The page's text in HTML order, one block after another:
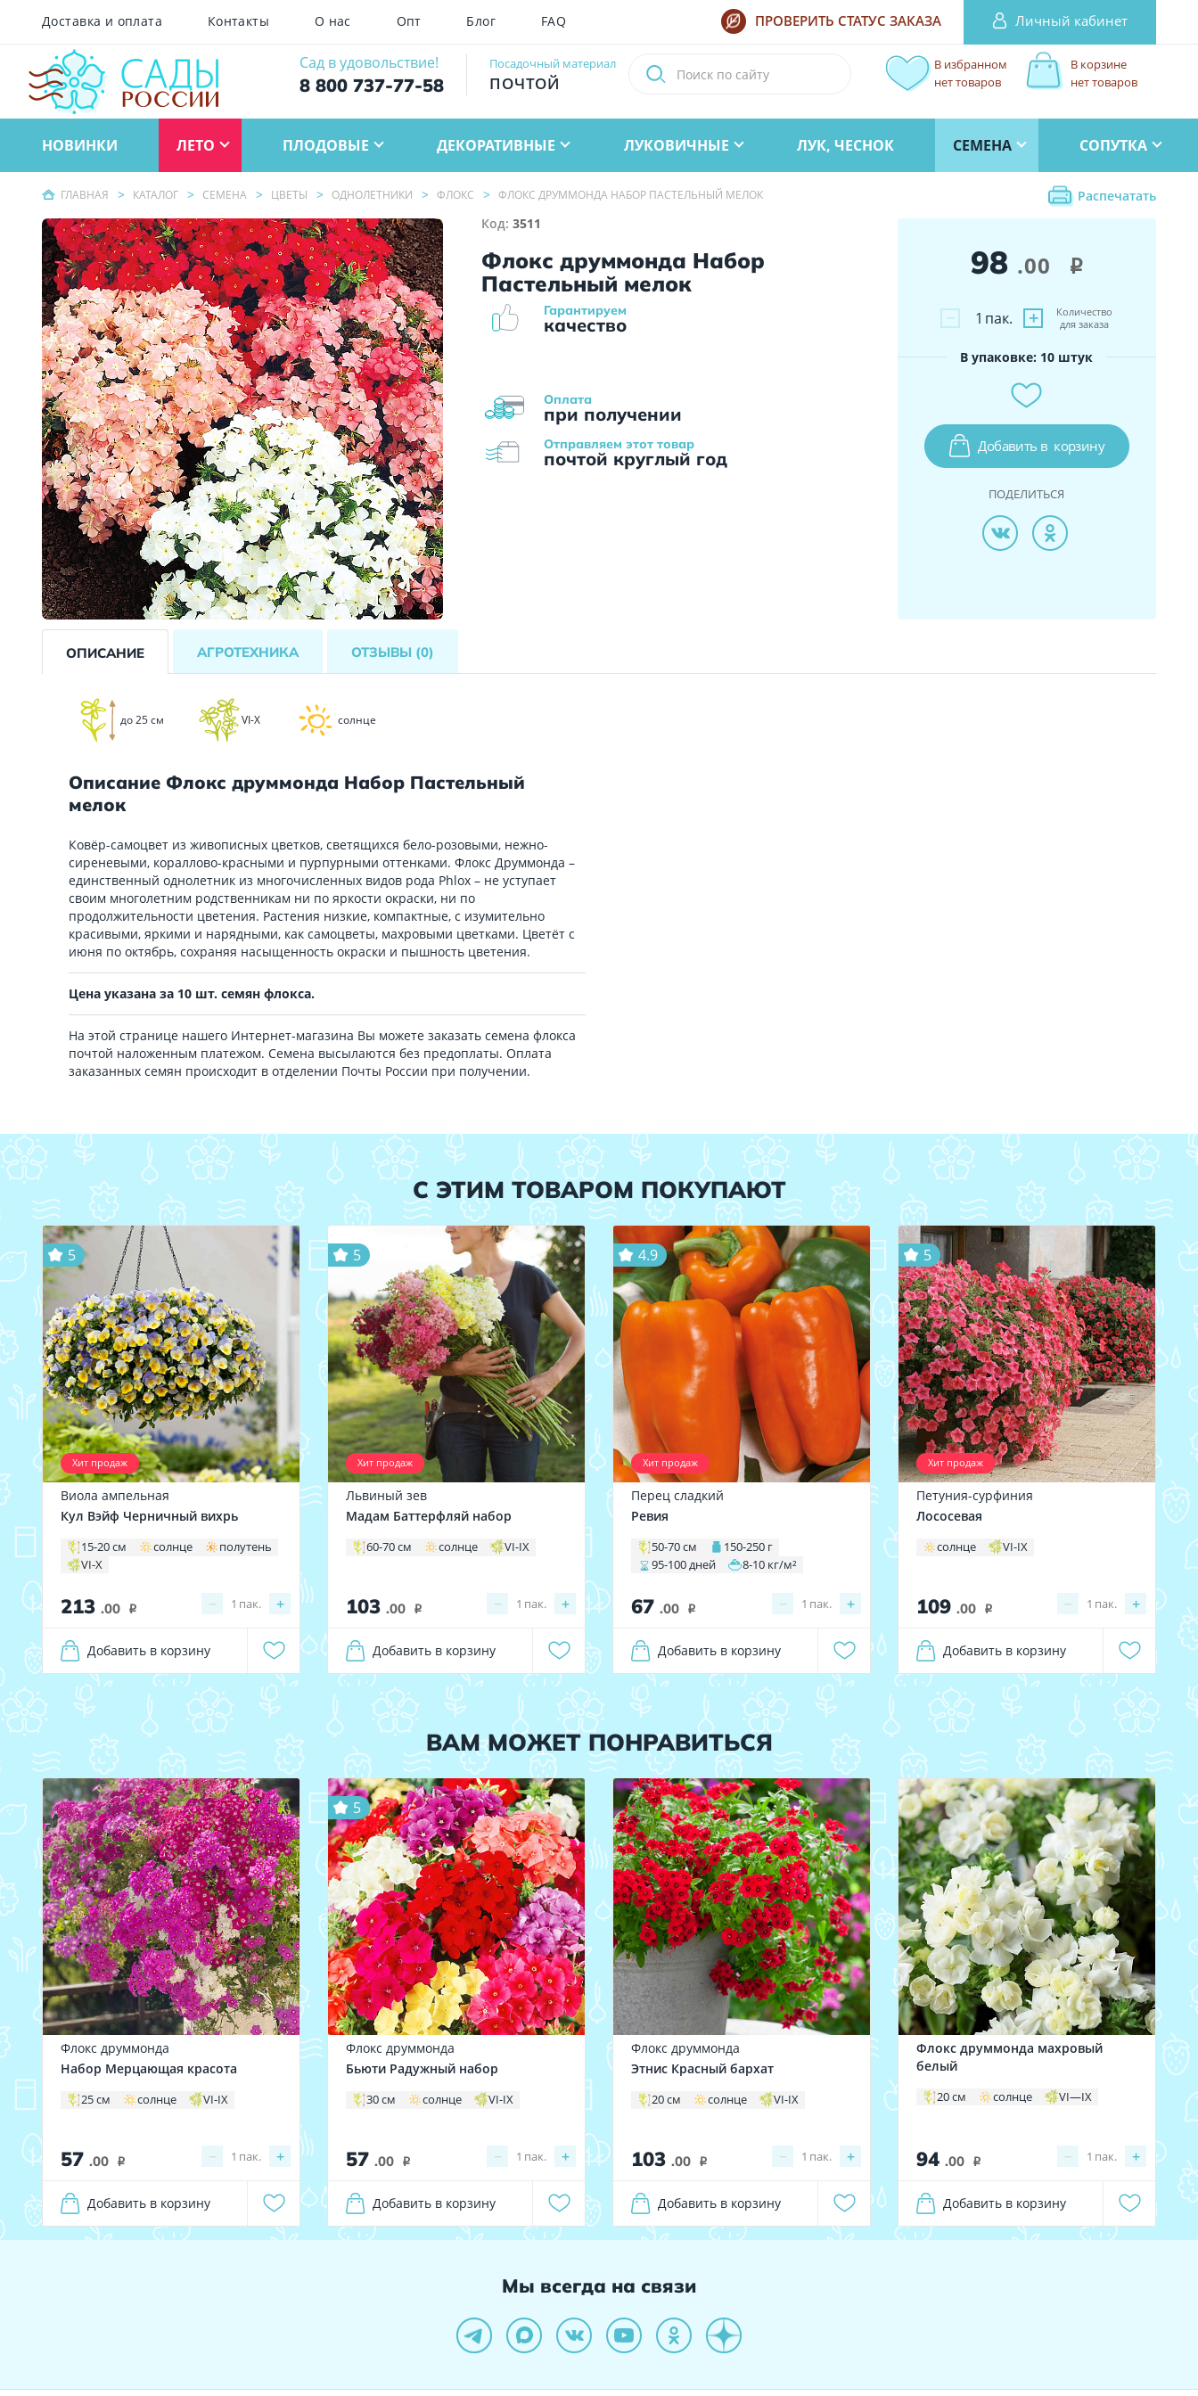
Доставка и оплата Контакты О нас Опт Блог FAQ ПРОВЕРИТЬ СТАТУС ЗАКАЗА Личный кабинет
Сад в удовольствие!
8 800 737-77-58
Посадочный материал
ПОЧТОЙ
В корзине
нет товаров
В избранном
нет товаров
НОВИНКИ ЛЕТО ПЛОДОВЫЕ ДЕКОРАТИВНЫЕ ЛУКОВИЧНЫЕ ЛУК, ЧЕСНОК СЕМЕНА СОПУТКА
ГЛАВНАЯ КАТАЛОГ СЕМЕНА ЦВЕТЫ ОДНОЛЕТНИКИ ФЛОКС ФЛОКС ДРУММОНДА НАБОР ПАСТЕЛЬНЫЙ МЕЛОК
Распечатать
Код:3511
Флокс друммонда Набор
Пастельный мелок
Оплата
при получении
Гарантируем
качество
Отправляем этот товар
почтой круглый год
98 .00 i
− +
1 пак.
Количество
для заказа
В упаковке: 10 штук
Добавить в корзину
ПОДЕЛИТЬСЯ
ОПИСАНИЕ АГРОТЕХНИКА ОТЗЫВЫ (0)
до 25 см VI-X солнце
Описание Флокс друммонда Набор Пастельный
мелок
Ковёр-самоцвет из живописных цветков, светящихся бело-розовыми, нежно-
сиреневыми, кораллово-красными и пурпурными оттенками. Флокс Друммонда –
единственный однолетник из многочисленных видов рода Phlox – не уступает
своим многолетним родственникам ни по яркости окраски, ни по
продолжительности цветения. Растения низкие, компактные, с изумительно
красивыми, яркими и нарядными, как самоцветы, махровыми цветками. Цветёт с
июня по октябрь, сохраняя насыщенность окраски и пышность цветения.
Цена указана за 10 шт. семян флокса.
На этой странице нашего Интернет-магазина Вы можете заказать семена флокса
почтой наложенным платежом. Семена высылаются без предоплаты. Оплата
заказанных семян происходит в отделении Почты России при получении.
С ЭТИМ ТОВАРОМ ПОКУПАЮТ
Хит продаж
5
Виола ампельная
Кул Вэйф Черничный вихрь
15-20 см солнце
полутень
VI-X
213 .00 i − +
1 пак.
Добавить в корзину
Хит продаж
5
Львиный зев
Мадам Баттерфляй набор
60-70 см солнце VI-IX
103 .00 i − +
1 пак.
Добавить в корзину
Хит продаж
4.9
Перец сладкий
Ревия
50-70 см
150-250 г
95-100 дней
8-10 кг/м²
67 .00 i − +
1 пак.
Добавить в корзину
Хит продаж
5
Петуния-сурфиния
Лососевая
солнце VI-IX
109 .00 i − +
1 пак.
Добавить в корзину
ВАМ МОЖЕТ ПОНРАВИТЬСЯ
Флокс друммонда
Набор Мерцающая красота
25 см солнце VI-IX
57 .00 i − +
1 пак.
Добавить в корзину
5
Флокс друммонда
Бьюти Радужный набор
30 см солнце VI-IX
57 .00 i − +
1 пак.
Добавить в корзину
Флокс друммонда
Этнис Красный бархат
20 см солнце VI-IX
103 .00 i − +
1 пак.
Добавить в корзину
Флокс друммонда махровый
белый
20 см солнце VI—IX
94 .00 i − +
1 пак.
Добавить в корзину
Мы всегда на связи